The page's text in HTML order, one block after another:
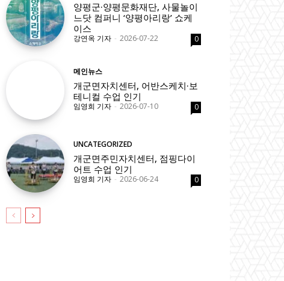
양평군·양평문화재단, 사물놀이
느닷 컴퍼니 ‘양평아리랑’ 쇼케
이스
강연옥 기자 - 2026-07-22 0
메인뉴스
개군면자치센터, 어반스케치·보
테니컬 수업 인기
임영희 기자 - 2026-07-10 0
UNCATEGORIZED
개군면주민자치센터, 점핑다이
어트 수업 인기
임영희 기자 - 2026-06-24 0